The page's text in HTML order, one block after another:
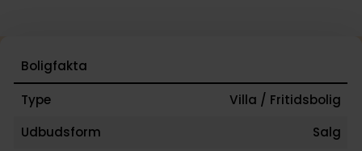
Boligfakta
Type
Villa / Fritidsbolig
Udbudsform
Salg